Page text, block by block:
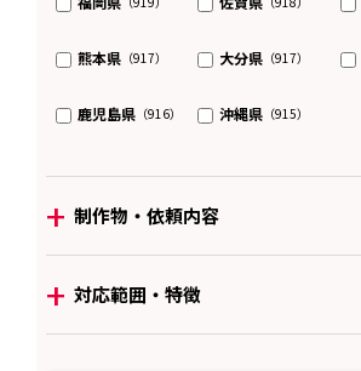
熊本県（917） 大分県 （917）
鹿児島県（916） 沖縄県 （915）
+ 制作物・依頼内容
+ 対応範囲・特徴